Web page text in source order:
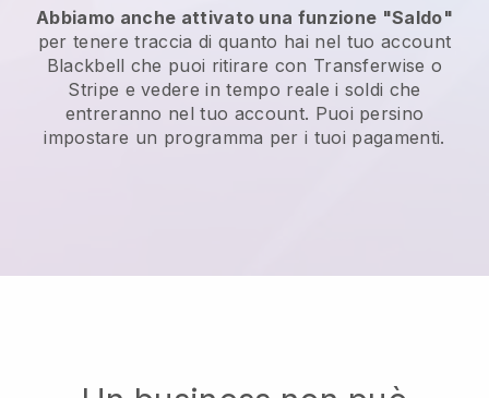
Abbiamo anche attivato una funzione "Saldo"
per tenere traccia di quanto hai nel tuo account
Blackbell che puoi ritirare con Transferwise o
Stripe e vedere in tempo reale i soldi che
entreranno nel tuo account. Puoi persino
impostare un programma per i tuoi pagamenti.